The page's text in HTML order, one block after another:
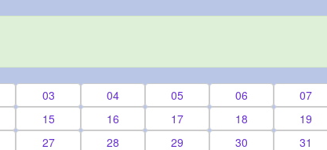
03 04 05 06 07
15 16 17 18 19
27 28 29 30 31